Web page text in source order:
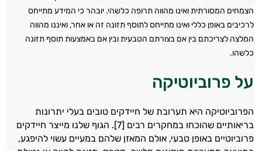
הצמחים המסורתית ואינו מהווה תרופה כלשהי. יובהר כי המידע מתייחס
לרכיבים באופן כללי ואינו מתייחס לתוסף תזונה זה או אחר, ואיננו מהווה
המלצה לצריכתם בין אם בצורתם הטבעית ובין אם באמצעות תוסף תזונה
כלשהו.
על פרוביוטיקה
הפרוביוטיקה היא תערובת של חיידקים טובים בעלי יתרונות
בריאותיים שהוכחו במחקרים רבים [7]. הגוף שלנו מייצר חיידקים
פרוביוטיים באופן טבעי, אולם המאזן שלהם במעיים עשוי להיפגע,